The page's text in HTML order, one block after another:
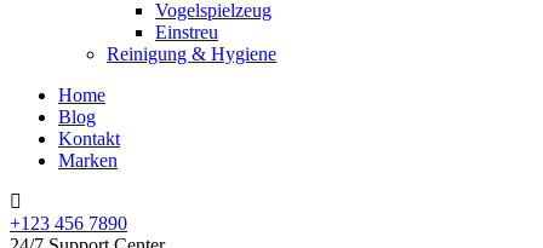
Vogelspielzeug
Einstreu
Reinigung & Hygiene
Home
Blog
Kontakt
Marken
+123 456 7890